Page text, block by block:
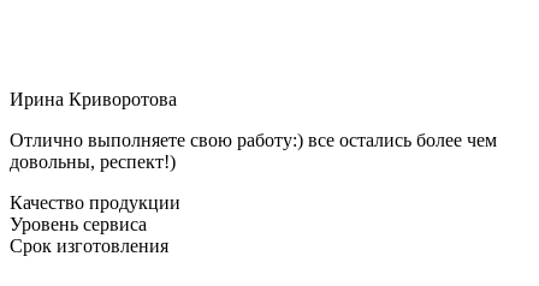
Ирина Криворотова
Отлично выполняете свою работу:) все остались более чем
довольны, респект!)
Качество продукции
Уровень сервиса
Срок изготовления